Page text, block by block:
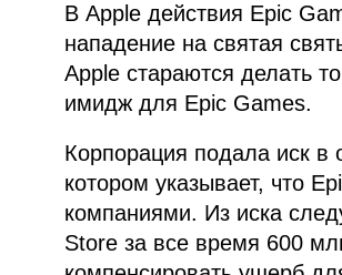
В Apple действия Epic
нападение на святая
Apple стараются делать
имидж для Epic Games.
Корпорация подала иск
котором указывает, что
компаниями. Из иска
Store за все время 600